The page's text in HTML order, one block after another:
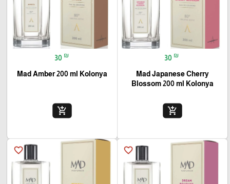
30 ₪
Mad Japanese Cherry
Blossom 200 ml Kolonya
add_shopping_cart
30 ₪
Mad Amber 200 ml Kolonya
add_shopping_cart
favorite_border
favorite_border